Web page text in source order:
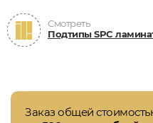
Смотреть
Подтипы SPC
Заказ общей